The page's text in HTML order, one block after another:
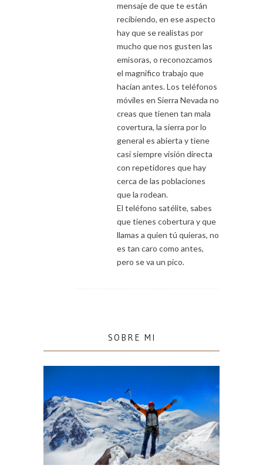
mensaje de que te están
recibiendo, en ese aspecto
hay que se realistas por
mucho que nos gusten las
emisoras, o reconozcamos
el magnifico trabajo que
hacían antes. Los teléfonos
móviles en Sierra Nevada no
creas que tienen tan mala
covertura, la sierra por lo
general es abierta y tiene
casi siempre visión directa
con repetidores que hay
cerca de las poblaciones
que la rodean.
El teléfono satélite, sabes
que tienes cobertura y que
llamas a quien tú quieras, no
es tan caro como antes,
pero se va un pico.
SOBRE MI